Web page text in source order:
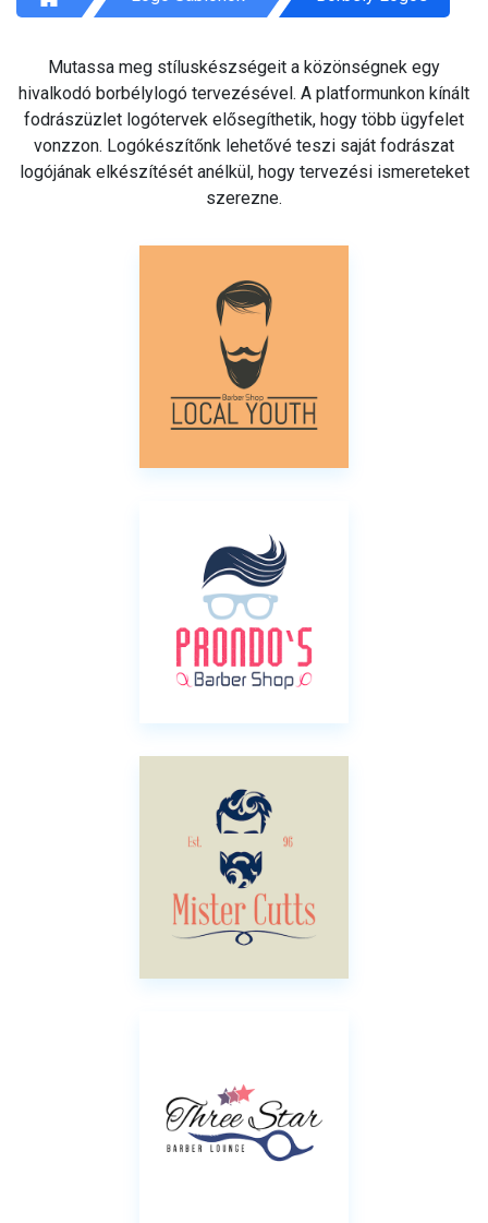
Mutassa meg stíluskészségeit a közönségnek egy
hivalkodó borbélylogó tervezésével. A platformunkon kínált
fodrászüzlet logótervek elősegíthetik, hogy több ügyfelet
vonzzon. Logókészítőnk lehetővé teszi saját fodrászat
logójának elkészítését anélkül, hogy tervezési ismereteket
szerezne.